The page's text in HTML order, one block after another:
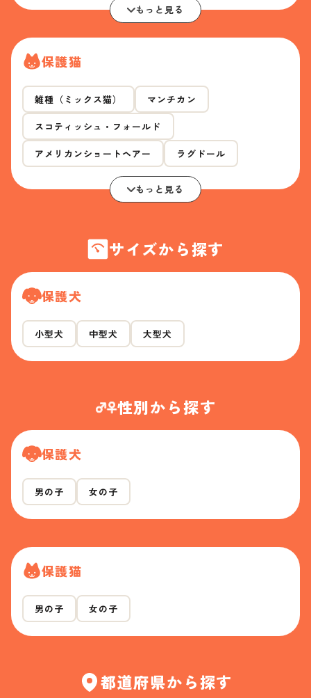
もっと見る
保護猫
雑種（ミックス猫） マンチカン
スコティッシュ・フォールド
アメリカンショートヘアー ラグドール
もっと見る
サイズから探す
保護犬
小型犬 中型犬 大型犬
性別から探す
保護犬
男の子 女の子
保護猫
男の子 女の子
都道府県から探す